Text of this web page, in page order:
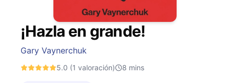
¡Hazla en grande!
Gary Vaynerchuk
5.0 (1 valoración) 8 mins